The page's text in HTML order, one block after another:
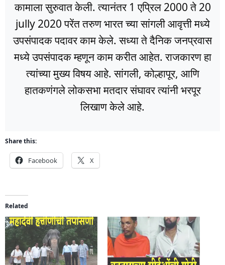
कामाला सुरुवात केली. त्यानंतर 1 एप्रिल 2000 ते 20
jully 2020 परेंत तरुण भारत च्या सांगली आवृत्ती मध्ये
उपसंपादक पदावर काम केले. सध्या ते दैनिक जनप्रवास
मध्ये उपसंपादक म्हणून काम करीत आहेत. राजकारण हा
त्यांच्या मुख्य विषय आहे. सांगली, कोल्हापूर, आणि
हातकणंगले लोकसभा मतदार संघावर त्यांनी भरपूर
लिखाण केले आहे.
Share this:
Facebook X
Related